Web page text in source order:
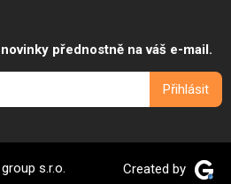
přednostně na váš e-mail.
s.r.o. Created by